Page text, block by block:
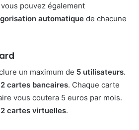
pouvez également
automatique de chacune
un maximum de 5 utilisateurs.
2 cartes bancaires. Chaque carte
vous coutera 5 euros par mois.
2 cartes virtuelles.